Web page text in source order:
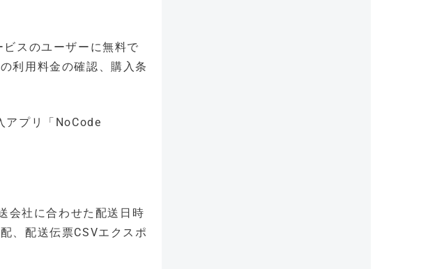
ビスのユーザーに無料で
利用料金の確認、購入条
アプリ「NoCode
会社に合わせた配送日時
、配送伝票CSVエクスポ